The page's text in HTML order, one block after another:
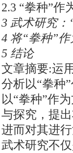
2.3 “拳种”作
3 武术研究
4 将“拳种”
5 结论
文章摘要:运
分析以“拳种
以“拳种”作
与探究，提
进而对其进
武术研究不